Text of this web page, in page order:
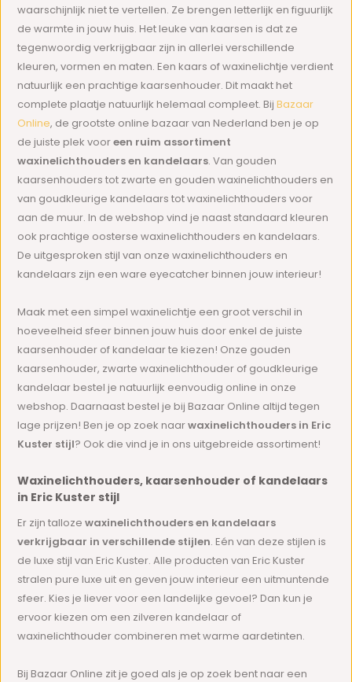
waarschijnlijk niet te vertellen. Ze brengen letterlijk en figuurlijk
de warmte in jouw huis. Het leuke van kaarsen is dat ze
tegenwoordig verkrijgbaar zijn in allerlei verschillende
kleuren, vormen en maten. Een kaars of waxinelichtje verdient
natuurlijk een prachtige kaarsenhouder. Dit maakt het
complete plaatje natuurlijk helemaal compleet. BijBazaar
Online, de grootste online bazaar van Nederland ben je op
de juiste plek vooreen ruim assortiment
waxinelichthouders en kandelaars. Van gouden
kaarsenhouders tot zwarte en gouden waxinelichthouders en
van goudkleurige kandelaars tot waxinelichthouders voor
aan de muur. In de webshop vind je naast standaard kleuren
ook prachtige oosterse waxinelichthouders en kandelaars.
De uitgesproken stijl van onze waxinelichthouders en
kandelaars zijn een ware eyecatcher binnen jouw interieur!
Maak met een simpel waxinelichtje een groot verschil in
hoeveelheid sfeer binnen jouw huis door enkel de juiste
kaarsenhouder of kandelaar te kiezen! Onze gouden
kaarsenhouder, zwarte waxinelichthouder of goudkleurige
kandelaar bestel je natuurlijk eenvoudig online in onze
webshop. Daarnaast bestel je bij Bazaar Online altijd tegen
lage prijzen! Ben je op zoek naarwaxinelichthouders in Eric
Kuster stijl? Ook die vind je in ons uitgebreide assortiment!
Waxinelichthouders, kaarsenhouder of kandelaars
in Eric Kuster stijl
Er zijn tallozewaxinelichthouders en kandelaars
verkrijgbaar in verschillende stijlen. Eén van deze stijlen is
de luxe stijl van Eric Kuster. Alle producten van Eric Kuster
stralen pure luxe uit en geven jouw interieur een uitmuntende
sfeer. Kies je liever voor een landelijke gevoel? Dan kun je
ervoor kiezen om een zilveren kandelaar of
waxinelichthouder combineren met warme aardetinten.
Bij Bazaar Online zit je goed als je op zoek bent naar een